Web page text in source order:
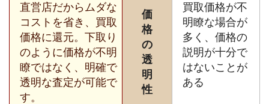
直営店だからムダな
コストを省き、買取
価格に還元。下取り
のように価格が不明
瞭ではなく、明確で
透明な査定が可能で
す。
価
格
の
透
明
性
買取価格が不
明瞭な場合が
多く、価格の
説明が十分で
はないことが
ある